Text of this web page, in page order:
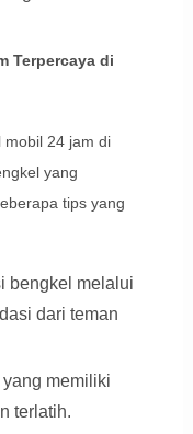
Terpercaya di
mobil 24 jam di
yang
tips yang
bengkel melalui
dari teman
memiliki
terlatih.